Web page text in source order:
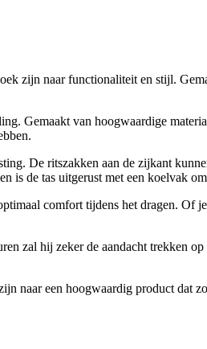
zijn naar functionaliteit en stijl.
Gemaakt van hoogwaardige
De ritszakken aan de zijkant
is de tas uitgerust met een koelvak
comfort tijdens het dragen. Of
zal hij zeker de aandacht trekken
naar een hoogwaardig product dat